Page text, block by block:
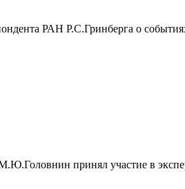
РАН Р.С.Гринберга о
принял участие в